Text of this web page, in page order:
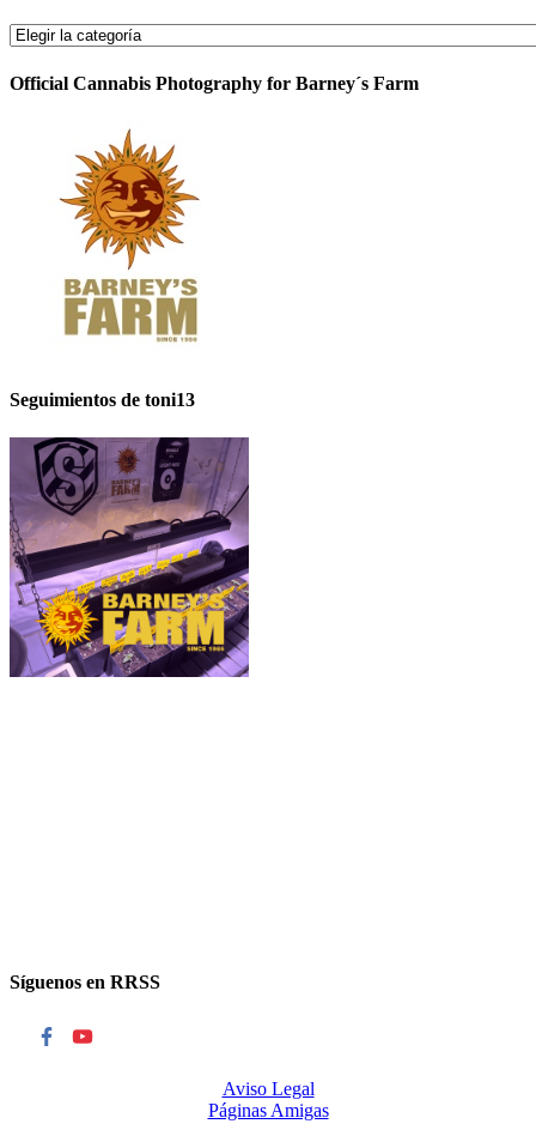
Categorías
Official Cannabis Photography for Barney´s Farm
Seguimientos de toni13
Síguenos en RRSS
Aviso Legal
Páginas Amigas